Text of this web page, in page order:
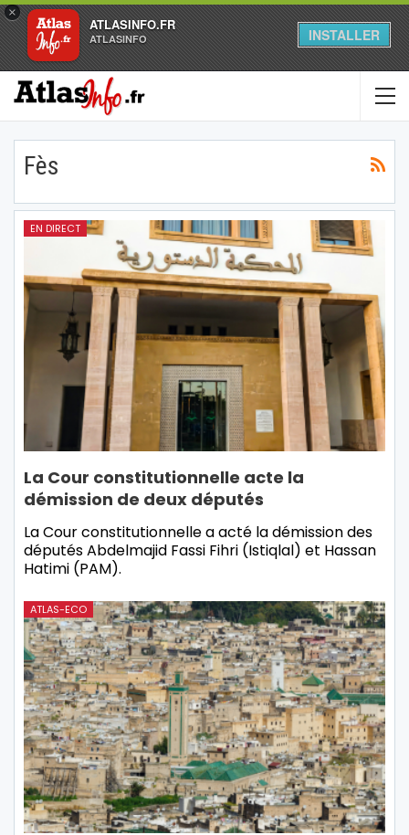
×
ATLASINFO.FR
ATLASINFO INSTALLER
Fès
EN DIRECT
La Cour constitutionnelle acte la
démission de deux députés
La Cour constitutionnelle a acté la démission des
députés Abdelmajid Fassi Fihri (Istiqlal) et Hassan
Hatimi (PAM).
ATLAS-ECO